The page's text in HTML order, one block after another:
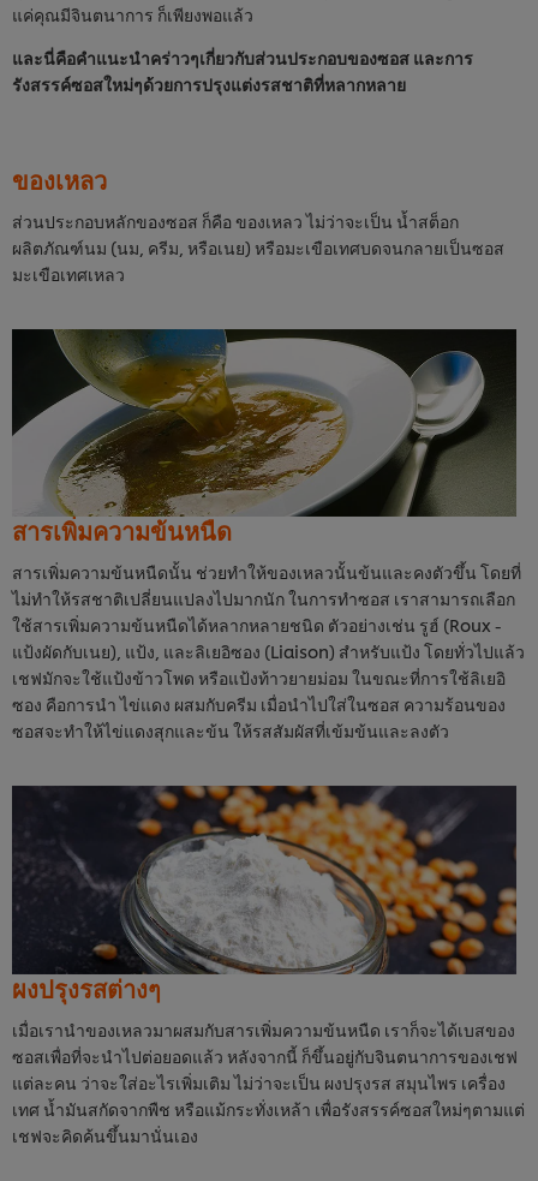
แค่คุณมีจินตนาการ ก็เพียงพอแล้ว
และนี่คือคำแนะนำคร่าวๆเกี่ยวกับส่วนประกอบของซอส และการ
รังสรรค์ซอสใหม่ๆด้วยการปรุงแต่งรสชาติที่หลากหลาย
ของเหลว
ส่วนประกอบหลักของซอส ก็คือ ของเหลว ไม่ว่าจะเป็น น้ำสต็อก
ผลิตภัณฑ์นม (นม, ครีม, หรือเนย) หรือมะเขือเทศบดจนกลายเป็นซอส
มะเขือเทศเหลว
สารเพิ่มความข้นหนืด
สารเพิ่มความข้นหนืดนั้น ช่วยทำให้ของเหลวนั้นข้นและคงตัวขึ้น โดยที่
ไม่ทำให้รสชาติเปลี่ยนแปลงไปมากนัก ในการทำซอส เราสามารถเลือก
ใช้สารเพิ่มความข้นหนืดได้หลากหลายชนิด ตัวอย่างเช่น รูฮ์ (Roux -
แป้งผัดกับเนย), แป้ง, และลิเยอิซอง (Liaison) สำหรับแป้ง โดยทั่วไปแล้ว
เชฟมักจะใช้แป้งข้าวโพด หรือแป้งท้าวยายม่อม ในขณะที่การใช้ลิเยอิ
ซอง คือการนำ ไข่แดง ผสมกับครีม เมื่อนำไปใส่ในซอส ความร้อนของ
ซอสจะทำให้ไข่แดงสุกและข้น ให้รสสัมผัสที่เข้มข้นและลงตัว
ผงปรุงรสต่างๆ
เมื่อเรานำของเหลวมาผสมกับสารเพิ่มความข้นหนืด เราก็จะได้เบสของ
ซอสเพื่อที่จะนำไปต่อยอดแล้ว หลังจากนี้ ก็ขึ้นอยู่กับจินตนาการของเชฟ
แต่ละคน ว่าจะใส่อะไรเพิ่มเติม ไม่ว่าจะเป็น ผงปรุงรส สมุนไพร เครื่อง
เทศ น้ำมันสกัดจากพืช หรือแม้กระทั่งเหล้า เพื่อรังสรรค์ซอสใหม่ๆตามแต่
เชฟจะคิดค้นขึ้นมานั่นเอง